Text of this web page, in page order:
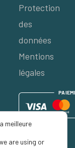
Protection
des
données
Mentions
légales
PAIEM
meilleure
are using or